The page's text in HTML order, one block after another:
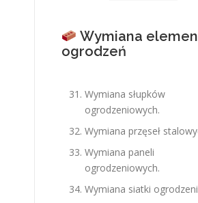
Wymiana
ogrodzeń
Wymiana słupków
ogrodzeniowych.
Wymiana przęseł
Wymiana paneli
ogrodzeniowych.
Wymiana siatki